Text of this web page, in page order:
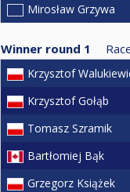
Mirosław Grzywa
Winner round 1
Krzysztof
Krzysztof Gołąb
Tomasz Szramik
Bartłomiej Bąk
Grzegorz Książek